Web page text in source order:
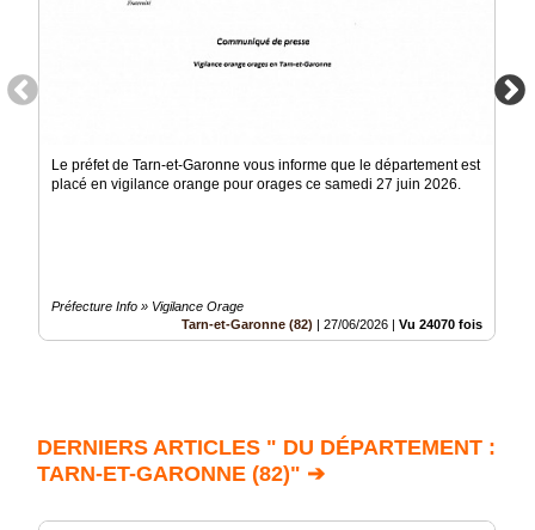
Le préfet de Tarn-et-Garonne vous informe que le département est
placé en vigilance orange pour orages ce samedi 27 juin 2026.
Préfecture Info » Vigilance Orage
Tarn-et-Garonne (82)
27/06/2026 Vu 24070 fois
DERNIERS ARTICLES " DU DÉPARTEMENT :
TARN-ET-GARONNE (82)" ➔